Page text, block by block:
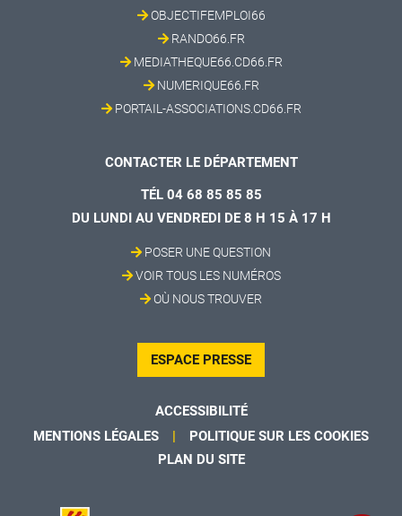
OBJECTIFEMPLOI66
RANDO66.FR
MEDIATHEQUE66.CD66.FR
NUMERIQUE66.FR
PORTAIL-ASSOCIATIONS.CD66.FR
CONTACTER LE DÉPARTEMENT
TÉL 04 68 85 85 85
DU LUNDI AU VENDREDI DE 8 H 15 À 17 H
POSER UNE QUESTION
VOIR TOUS LES NUMÉROS
OÙ NOUS TROUVER
ESPACE PRESSE
ACCESSIBILITÉ
MENTIONS LÉGALES
POLITIQUE SUR LES COOKIES
PLAN DU SITE